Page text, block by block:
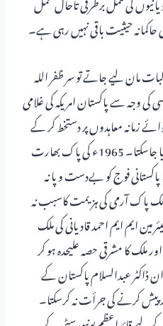
حاکمانہ حیثیت باقی نہیں رہی ہے۔
مان لیے جاتے تو سر ظفر اللہ
کی وجہ سے پاکستان امریکہ کی غلامی
زمانہ معاہدوں پر دستخط کر کے
پاکستان کی خود مختاری کو داؤ پر نہ لگایا جاسکتا۔ 1965ء کی پاک بھارت
فوج کو بےدست و پا نہ
پاک آرمی کی ہزیمت کاسبب نہ
مین ایم ایم احمد قادیانی کی ملک
ملک کا مشرقی حصہ علیحدہ ہو کر
ڈاکٹر عبدالسلام پاکستان کے
پیش کرنے کی جرأت نہ کرسکتا۔